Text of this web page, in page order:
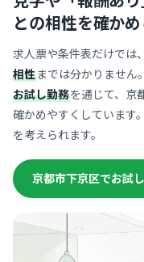
との相性を確か
求人票や条件表だけでは
相性までは分かりません
お試し勤務を通じて、京
確かめやすくしています
を考えられます。
京都市下京区でお試